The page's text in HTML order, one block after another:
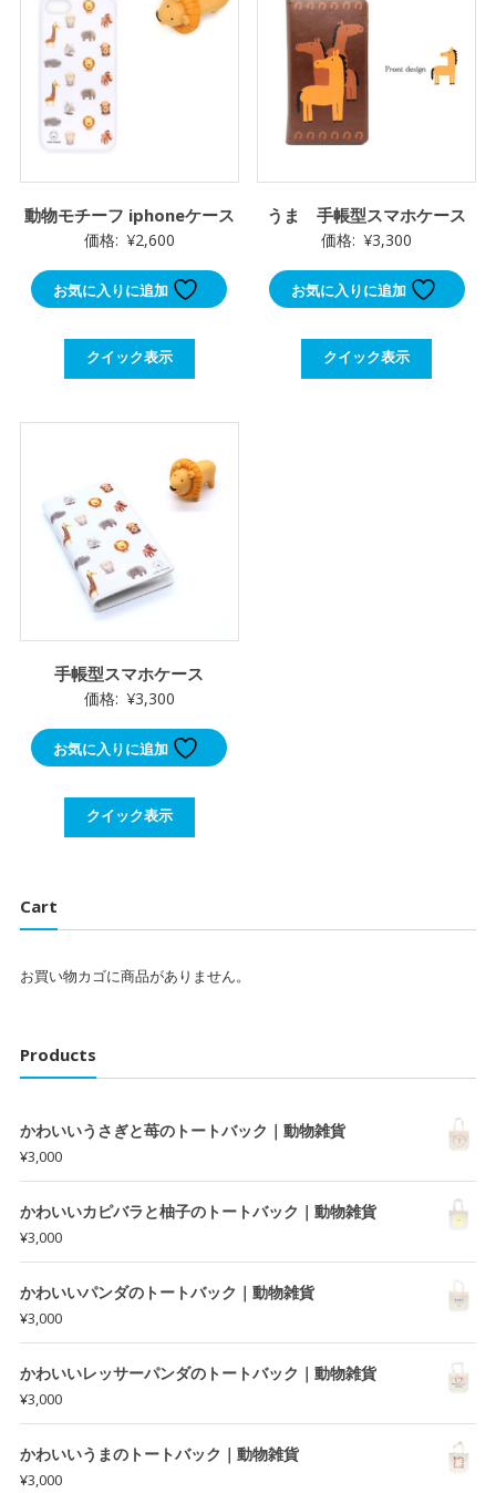
動物モチーフ iphoneケース
価格: ¥2,600
お気に入りに追加
クイック表示
うま 手帳型スマホケース
価格: ¥3,300
お気に入りに追加
クイック表示
手帳型スマホケース
価格: ¥3,300
お気に入りに追加
クイック表示
Cart
お買い物カゴに商品がありません。
Products
かわいいうさぎと苺のトートバック｜動物雑貨
¥3,000
かわいいカピバラと柚子のトートバック｜動物雑貨
¥3,000
かわいいパンダのトートバック｜動物雑貨
¥3,000
かわいいレッサーパンダのトートバック｜動物雑貨
¥3,000
かわいいうまのトートバック｜動物雑貨
¥3,000